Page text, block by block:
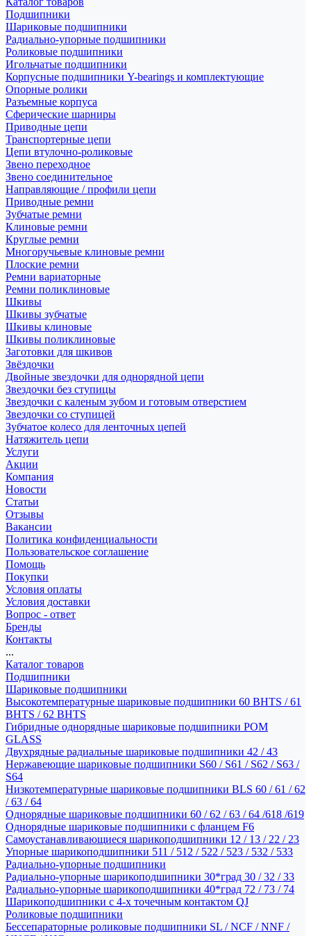
Подшипники
Шариковые подшипники
Радиально-упорные подшипники
Роликовые подшипники
Игольчатые подшипники
Корпусные подшипники Y-bearings и комплектующие
Опорные ролики
Разъемные корпуса
Сферические шарниры
Приводные цепи
Транспортерные цепи
Цепи втулочно-роликовые
Звено переходное
Звено соединительное
Направляющие / профили цепи
Приводные ремни
Зубчатые ремни
Клиновые ремни
Круглые ремни
Многоручьевые клиновые ремни
Плоские ремни
Ремни вариаторные
Ремни поликлиновые
Шкивы
Шкивы зубчатые
Шкивы клиновые
Шкивы поликлиновые
Заготовки для шкивов
Звёздочки
Двойные звездочки для однорядной цепи
Звездочки без ступицы
Звездочки с каленым зубом и готовым отверстием
Звездочки со ступицей
Зубчатое колесо для ленточных цепей
Натяжитель цепи
Услуги
Акции
Компания
Новости
Статьи
Отзывы
Вакансии
Политика конфиденциальности
Пользовательское соглашение
Помощь
Покупки
Условия оплаты
Условия доставки
Вопрос - ответ
Бренды
Контакты
...
Каталог товаров
Подшипники
Шариковые подшипники
Высокотемпературные шариковые подшипники 60 BHTS / 61
BHTS / 62 BHTS
Гибридные однорядные шариковые подшипники POM
GLASS
Двухрядные радиальные шариковые подшипники 42 / 43
Нержавеющие шариковые подшипники S60 / S61 / S62 / S63 /
S64
Низкотемпературные шариковые подшипники BLS 60 / 61 / 62
/ 63 / 64
Однорядные шариковые подшипники 60 / 62 / 63 / 64 /618 /619
Однорядные шариковые подшипники с фланцем F6
Самоустанавливающиеся шарикоподшипники 12 / 13 / 22 / 23
Упорные шарикоподшипники 511 / 512 / 522 / 523 / 532 / 533
Радиально-упорные подшипники
Радиально-упорные шарикоподшипники 30*град 30 / 32 / 33
Радиально-упорные шарикоподшипники 40*град 72 / 73 / 74
Шарикоподшипники с 4-х точечным контактом QJ
Роликовые подшипники
Бессепараторные роликовые подшипники SL / NCF / NNF /